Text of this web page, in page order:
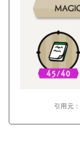
引用元：